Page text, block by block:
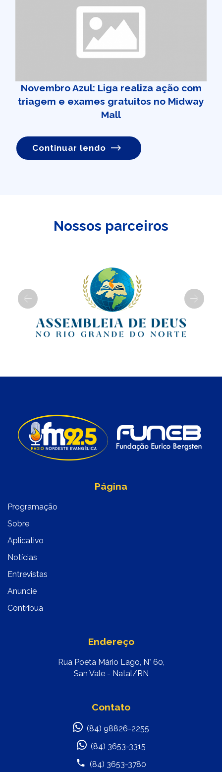
Novembro Azul: Liga realiza ação com
triagem e exames gratuitos no Midway
Mall
Continuar lendo
Nossos parceiros
Previous Next
Página
Programação
Sobre
Aplicativo
Notícias
Entrevistas
Anuncie
Contribua
Endereço
Rua Poeta Mário Lago, N° 60,
San Vale - Natal/RN
Contato
(84) 98826-2255
(84) 3653-3315
(84) 3653-3780